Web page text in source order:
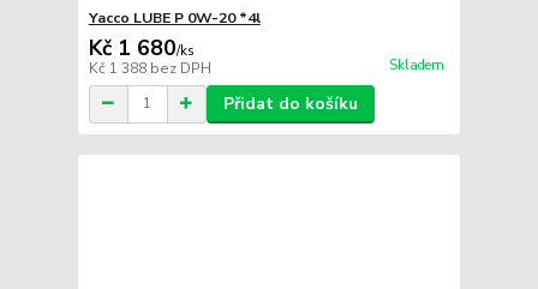
Yacco LUBE P 0W-20 *4l
Kč 1 680/ks
Kč 1 388 bez DPH Skladem
Přidat do košíku